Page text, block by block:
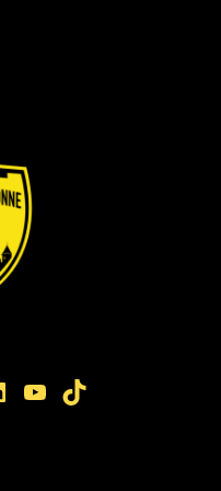
YouTube TikTok